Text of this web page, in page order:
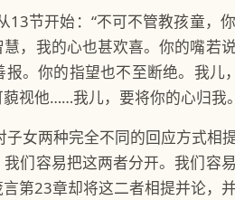
13节开始：“不可不管教孩童，
，我的心也甚欢喜。你的嘴若
。你的指望也不至断绝。我
视他……我儿，要将你的心归我
女两种完全不同的回应方式
们容易把这两者分开。我们容
第23章却将这二者相提并论，